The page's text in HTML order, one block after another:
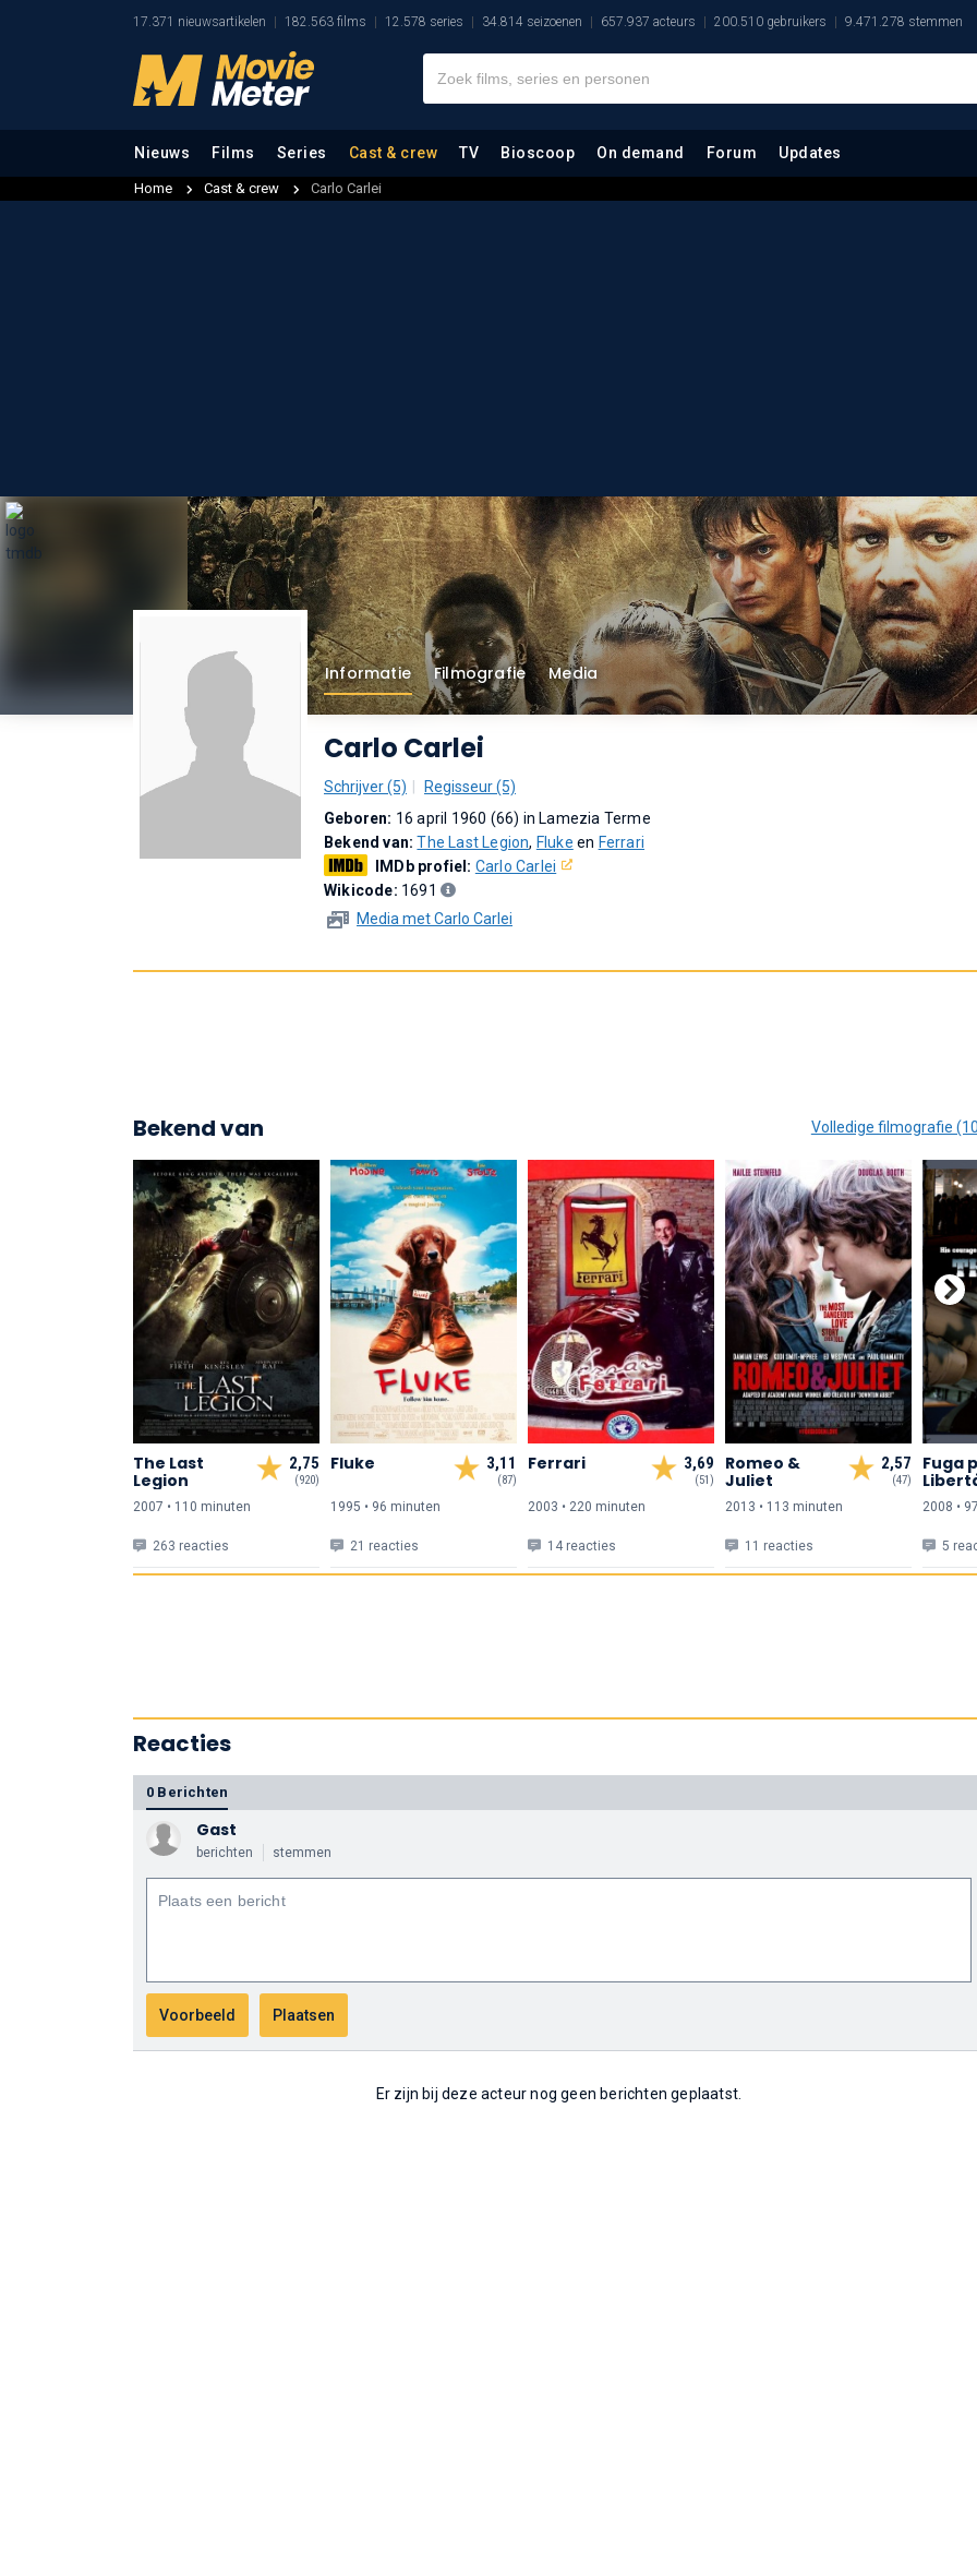
17.371 nieuwsartikelen 182.563 films 12.578 series 34.814 seizoenen 657.937 acteurs 200.510 gebruikers 9.471.278 stemmen
Nieuws Films Series Cast & crew TV Bioscoop On demand Forum Updates
Home Cast & crew Carlo Carlei
Informatie Filmografie Media
Carlo Carlei
Schrijver (5)
Regisseur (5)
Geboren: 16 april 1960 (66) in Lamezia Terme
Bekend van:The Last Legion, Fluke en Ferrari
IMDb profiel: Carlo Carlei
Wikicode: 1691
Media met Carlo Carlei
Bekend van Volledige filmografie
2,75
(920)
The Last
Legion
2007 • 110 minuten
263 reacties
3,11
(87)
Fluke
1995 • 96 minuten
21 reacties
3,69
(51)
Ferrari
2003 • 220 minuten
14 reacties
2,57
(47)
Romeo &
Juliet
2013 • 113 minuten
11 reacties
Fuga
2008 •
5
Reacties
0 Berichten
Gast
berichten stemmen
Er zijn bij deze acteur nog geen berichten geplaatst.